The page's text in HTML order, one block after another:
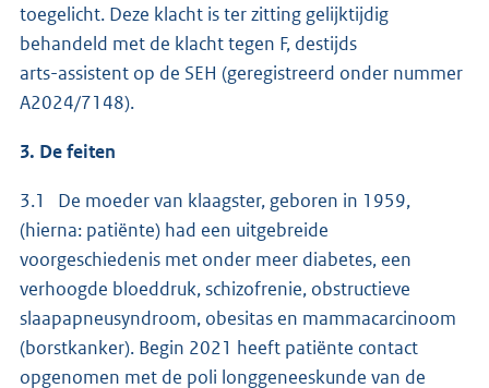
toegelicht. Deze klacht is ter zitting gelijktijdig
behandeld met de klacht tegen F, destijds
arts-assistent op de SEH (geregistreerd onder nummer
A2024/7148).
3. De feiten
3.1 De moeder van klaagster, geboren in 1959,
(hierna: patiënte) had een uitgebreide
voorgeschiedenis met onder meer diabetes, een
verhoogde bloeddruk, schizofrenie, obstructieve
slaapapneusyndroom, obesitas en mammacarcinoom
(borstkanker). Begin 2021 heeft patiënte contact
opgenomen met de poli longgeneeskunde van de